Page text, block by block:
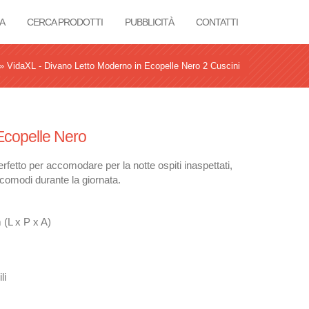
CERCA PRODOTTI PUBBLICITÀ CONTATTI
» VidaXL - Divano Letto Moderno in Ecopelle Nero 2 Cuscini
Nero
per accomodare per la notte ospiti inaspettati,
durante la giornata.
(L x P x A)